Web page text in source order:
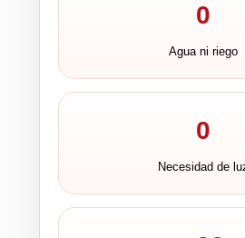
0
Agua ni riego
0
Necesidad de